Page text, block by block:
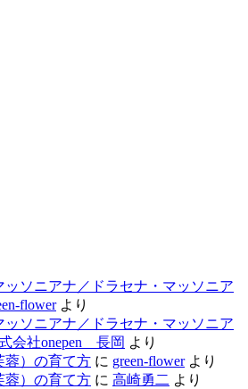
ッソニアナ／ドラセナ・マッソニア
flowerより
ッソニアナ／ドラセナ・マッソニア
会社onepen 長岡 より
蓉）の育て方 に green-flowerより
蓉）の育て方 に 高崎勇二 より